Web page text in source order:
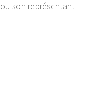
son représentant